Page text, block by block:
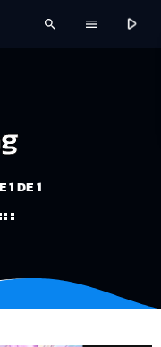
search menu play_arrow
1 DE 1